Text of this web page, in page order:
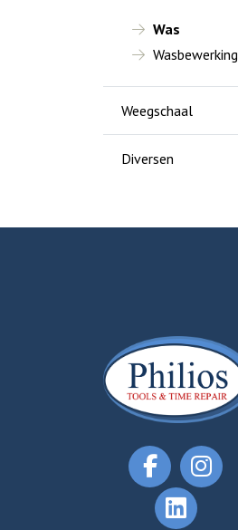
Was
Wasbewerking
Weegschaal
Diversen